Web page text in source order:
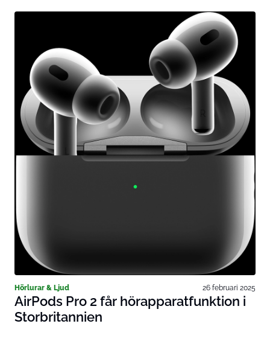
Hörlurar & Ljud 26 februari 2025
AirPods Pro 2 får hörapparatfunktion i
Storbritannien